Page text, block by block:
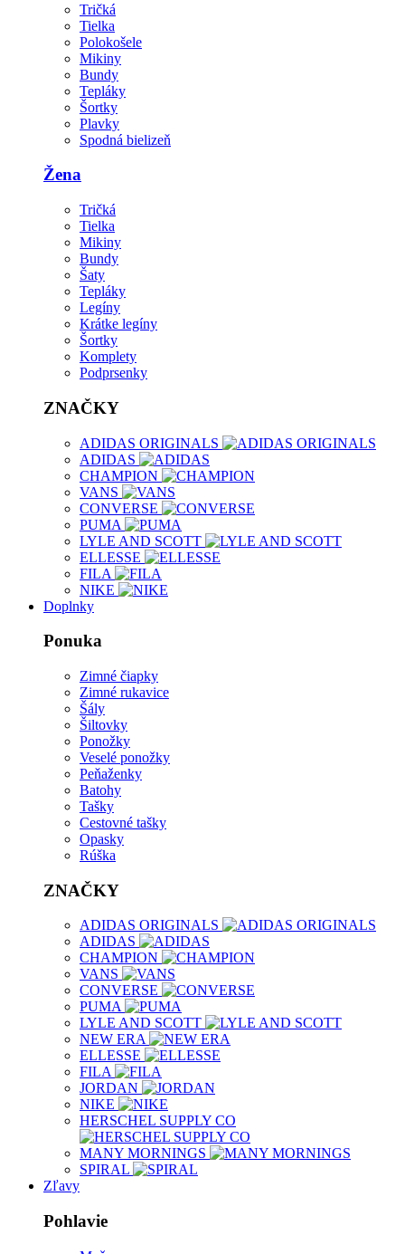
Tričká
Tielka
Polokošele
Mikiny
Bundy
Tepláky
Šortky
Plavky
Spodná bielizeň
Žena
Tričká
Tielka
Mikiny
Bundy
Šaty
Tepláky
Legíny
Krátke legíny
Šortky
Komplety
Podprsenky
ZNAČKY
ADIDAS ORIGINALS
ADIDAS
CHAMPION
VANS
CONVERSE
PUMA
LYLE AND SCOTT
ELLESSE
FILA
NIKE
Doplnky
Ponuka
Zimné čiapky
Zimné rukavice
Šály
Šiltovky
Ponožky
Veselé ponožky
Peňaženky
Batohy
Tašky
Cestovné tašky
Opasky
Rúška
ZNAČKY
ADIDAS ORIGINALS
ADIDAS
CHAMPION
VANS
CONVERSE
PUMA
LYLE AND SCOTT
NEW ERA
ELLESSE
FILA
JORDAN
NIKE
HERSCHEL SUPPLY CO
MANY MORNINGS
SPIRAL
Zľavy
Pohlavie